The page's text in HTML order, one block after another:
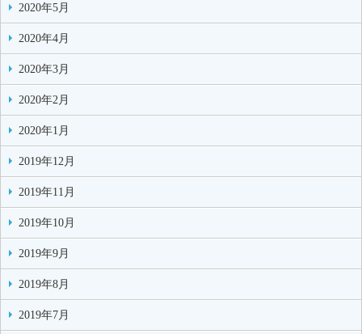
2020年5月
2020年4月
2020年3月
2020年2月
2020年1月
2019年12月
2019年11月
2019年10月
2019年9月
2019年8月
2019年7月